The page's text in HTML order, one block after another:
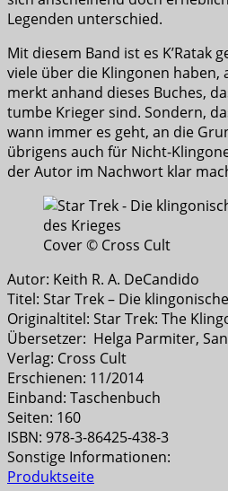
Legenden unterschied.
Mit diesem Band ist es K’Ratak
viele über die Klingonen haben,
merkt anhand dieses Buches,
tumbe Krieger sind. Sondern,
wann immer es geht, an die
übrigens auch für Nicht-
der Autor im Nachwort klar
Cover © Cross Cult
Autor: Keith R. A. DeCandido
Titel: Star Trek – Die
Originaltitel: Star Trek: The
Übersetzer: Helga Parmiter,
Verlag: Cross Cult
Erschienen: 11/2014
Einband: Taschenbuch
Seiten: 160
ISBN: 978-3-86425-438-3
Sonstige Informationen:
Produktseite